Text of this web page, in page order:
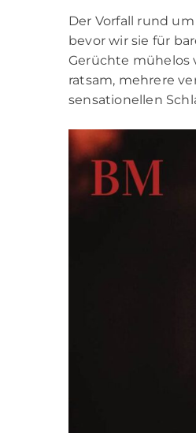
Der Vorfall rund
bevor wir sie für
Gerüchte mühelos
ratsam, mehrere
sensationellen